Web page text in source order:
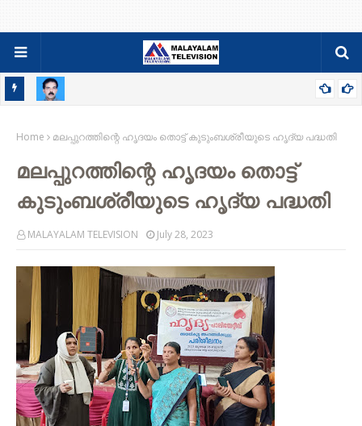
Home മലപ്പുറത്തിന്റെ ഹൃദയം തൊട്ട് കുടുംബശ്രീയുടെ ഹൃദ്യ പദ്ധതി
മലപ്പുറത്തിന്റെ ഹൃദയം തൊട്ട്
കുടുംബശ്രീയുടെ ഹൃദ്യ പദ്ധതി
MALAYALAM TELEVISION July 28, 2023